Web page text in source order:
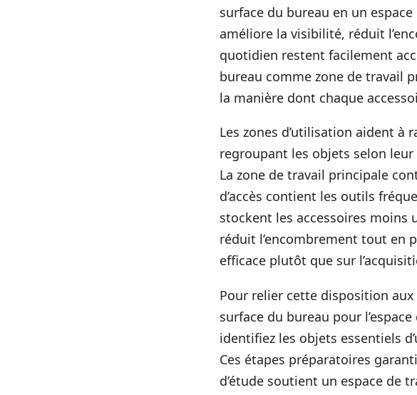
surface du bureau en un
améliore la visibilité, réduit
quotidien restent facilement
bureau comme zone de travail
la manière dont chaque
Les zones d’utilisation aident à
regroupant les objets selon
La zone de travail principale
d’accès contient les outils
stockent les accessoires moins
réduit l’encombrement tout en
efficace plutôt que sur
Pour relier cette disposition
surface du bureau pour
identifiez les objets essentiels
Ces étapes préparatoires
d’étude soutient un espace de